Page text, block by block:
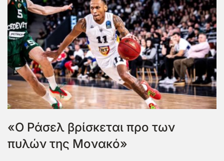
«Ο Ράσελ βρίσκεται προ των
πυλών της Μονακό»